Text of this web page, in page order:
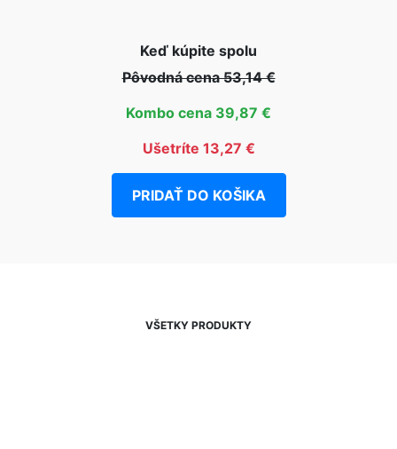
Keď kúpite spolu
Pôvodná cena 53,14 €
Kombo cena 39,87 €
Ušetríte 13,27 €
PRIDAŤ DO KOŠIKA
VŠETKY PRODUKTY